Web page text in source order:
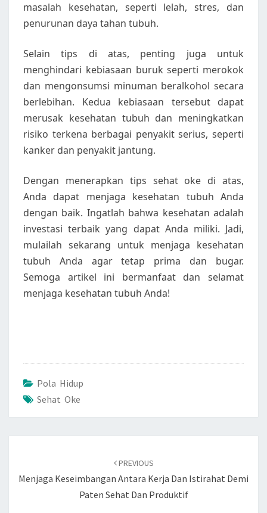
masalah kesehatan, seperti lelah, stres, dan
penurunan daya tahan tubuh.
Selain tips di atas, penting juga untuk
menghindari kebiasaan buruk seperti merokok
dan mengonsumsi minuman beralkohol secara
berlebihan. Kedua kebiasaan tersebut dapat
merusak kesehatan tubuh dan meningkatkan
risiko terkena berbagai penyakit serius, seperti
kanker dan penyakit jantung.
Dengan menerapkan tips sehat oke di atas,
Anda dapat menjaga kesehatan tubuh Anda
dengan baik. Ingatlah bahwa kesehatan adalah
investasi terbaik yang dapat Anda miliki. Jadi,
mulailah sekarang untuk menjaga kesehatan
tubuh Anda agar tetap prima dan bugar.
Semoga artikel ini bermanfaat dan selamat
menjaga kesehatan tubuh Anda!
Pola Hidup
Sehat Oke
PREVIOUS
Menjaga Keseimbangan Antara Kerja Dan Istirahat Demi
Paten Sehat Dan Produktif